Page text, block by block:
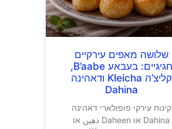
שלושה מאפים עירקיים
חגיגיים: בעבאע B’aabe,
קליצ’ה Kleicha ודאהינה
Dahina
קינוח עירקי פופולארי דאהינה
Dahina או Daheen دهين או